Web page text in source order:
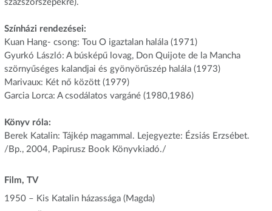
százszorszépekre).
Színházi rendezései:
Kuan Hang- csong: Tou O igaztalan halála (1971)
Gyurkó László: A búsképű lovag, Don Quijote de la Mancha
szörnyűséges kalandjai és gyönyörűszép halála (1973)
Marivaux: Két nő között (1979)
Garcia Lorca: A csodálatos vargáné (1980,1986)
Könyv róla:
Berek Katalin: Tájkép magammal. Lejegyezte: Ézsiás Erzsébet.
/Bp., 2004, Papirusz Book Könyvkiadó./
Film, TV
1950 – Kis Katalin házassága (Magda)